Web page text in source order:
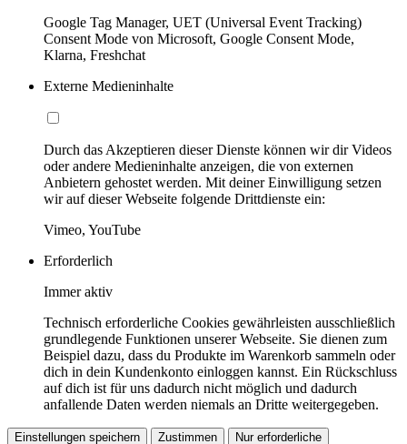
Google Tag Manager, UET (Universal Event Tracking)
Consent Mode von Microsoft, Google Consent Mode,
Klarna, Freshchat
Externe Medieninhalte
Durch das Akzeptieren dieser Dienste können wir dir Videos
oder andere Medieninhalte anzeigen, die von externen
Anbietern gehostet werden. Mit deiner Einwilligung setzen
wir auf dieser Webseite folgende Drittdienste ein:
Vimeo, YouTube
Erforderlich
Immer aktiv
Technisch erforderliche Cookies gewährleisten ausschließlich
grundlegende Funktionen unserer Webseite. Sie dienen zum
Beispiel dazu, dass du Produkte im Warenkorb sammeln oder
dich in dein Kundenkonto einloggen kannst. Ein Rückschluss
auf dich ist für uns dadurch nicht möglich und dadurch
anfallende Daten werden niemals an Dritte weitergegeben.
Einstellungen speichern Zustimmen Nur erforderliche